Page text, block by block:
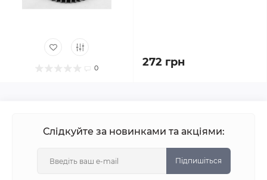
0 272 грн
Слідкуйте за новинками та акціями:
Підпишіться